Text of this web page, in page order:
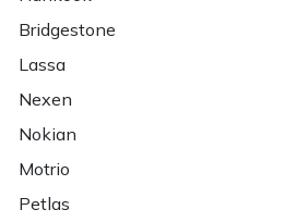
Bridgestone
Lassa
Nexen
Nokian
Motrio
Petlas